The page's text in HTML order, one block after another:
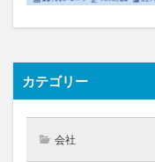
カテゴリー
会社